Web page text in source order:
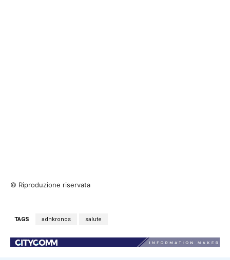
© Riproduzione riservata
TAGS adnkronos salute